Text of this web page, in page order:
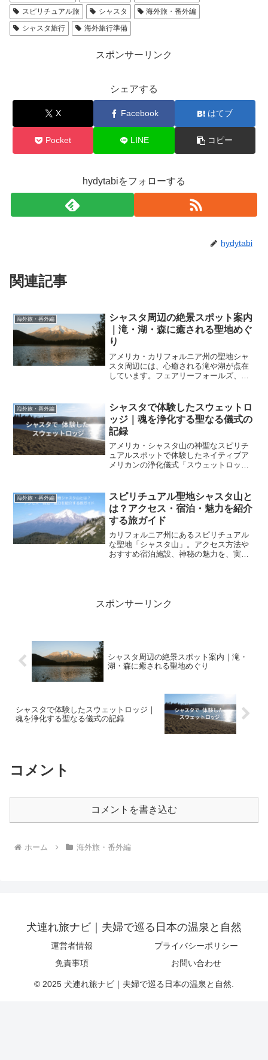
スピリチュアル旅
シャスタ
海外旅・番外編
シャスタ旅行
海外旅行準備
スポンサーリンク
シェアする
X Facebook はてブ
Pocket LINE コピー
hydytabiをフォローする
hydytabi
関連記事
海外旅・番外編
シャスタ周辺の絶景スポット案内
｜滝・湖・森に癒される聖地めぐ
り
アメリカ・カリフォルニア州の聖地シャ
スタ周辺には、心癒される滝や湖が点在
しています。フェアリーフォールズ、ハ
海外旅・番外編
シャスタで体験したスウェットロ
ッジ｜魂を浄化する聖なる儀式の
記録
アメリカ・シャスタ山の神聖なスピリチ
ュアルスポットで体験したネイティブア
メリカンの浄化儀式「スウェットロッ
海外旅・番外編
スピリチュアル聖地シャスタ山と
は？アクセス・宿泊・魅力を紹介
する旅ガイド
カリフォルニア州にあるスピリチュアル
な聖地「シャスタ山」。アクセス方法や
おすすめ宿泊施設、神秘の魅力を、実体
スポンサーリンク
シャスタ周辺の絶景スポット案内｜滝・
湖・森に癒される聖地めぐり
シャスタで体験したスウェットロッジ｜
魂を浄化する聖なる儀式の記録
コメント
コメントを書き込む
ホーム 海外旅・番外編
犬連れ旅ナビ｜夫婦で巡る日本の温泉と自然
運営者情報
プライバシーポリシー
免責事項
お問い合わせ
© 2025 犬連れ旅ナビ｜夫婦で巡る日本の温泉と自然.